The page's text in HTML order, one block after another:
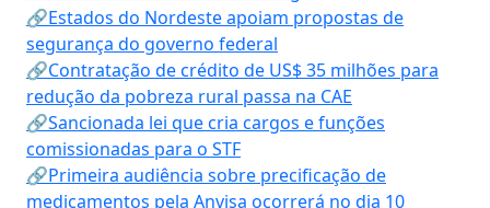
🔗Estados do Nordeste apoiam propostas de
segurança do governo federal
🔗Contratação de crédito de US$ 35 milhões para
redução da pobreza rural passa na CAE
🔗Sancionada lei que cria cargos e funções
comissionadas para o STF
🔗Primeira audiência sobre precificação de
medicamentos pela Anvisa ocorrerá no dia 10